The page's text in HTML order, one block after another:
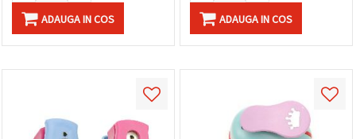
ADAUGA IN COS ADAUGA IN COS